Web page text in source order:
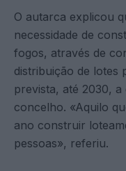
O autarca explicou
necessidade de
fogos, através de
distribuição de lotes
prevista, até 2030,
concelho. «Aquilo
ano construir
pessoas», referiu.